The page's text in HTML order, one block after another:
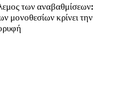
των αναβαθμίσεων:
μονοθεσίων κρίνει την